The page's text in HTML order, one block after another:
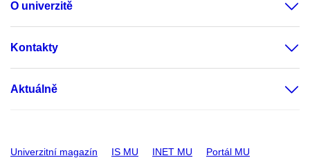
O univerzitě
Kontakty
Aktuálně
Univerzitní magazín IS MU INET MU Portál MU